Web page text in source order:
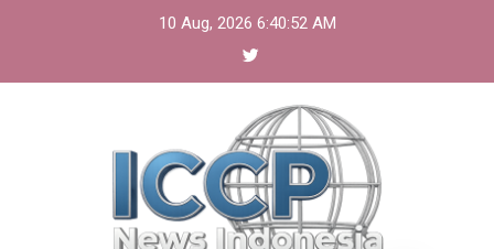
10 Aug, 2026 6:40:53 AM